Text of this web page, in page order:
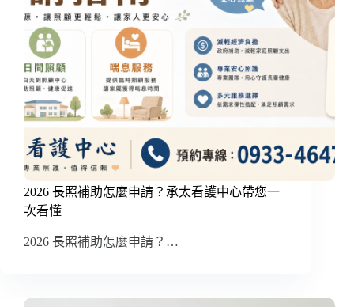
2026 長照補助怎麼申請？承太看護中心帶您一
次看懂
2026 長照補助怎麼申請？…